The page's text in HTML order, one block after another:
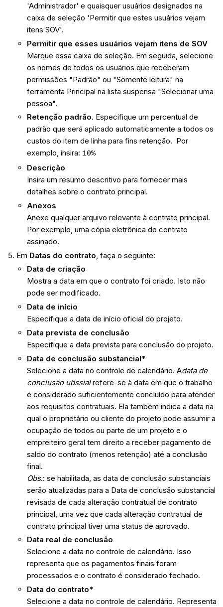
'Administrador' e quaisquer usuários designados na
caixa de seleção 'Permitir que estes usuários vejam
itens SOV'.
Permitir que esses usuários vejam itens de SOV
Marque essa caixa de seleção. Em seguida, selecione
os nomes de todos os usuários que receberam
permissões "Padrão" ou "Somente leitura" na
ferramenta Principal na lista suspensa "Selecionar uma
pessoa".
Retenção padrão. Especifique um percentual de
padrão que será aplicado automaticamente a todos os
custos do item de linha para fins retenção. Por
exemplo, insira: 10%
Descrição
Insira um resumo descritivo para fornecer mais
detalhes sobre o contrato principal.
Anexos
Anexe qualquer arquivo relevante à contrato principal.
Por exemplo, uma cópia eletrônica do contrato
assinado.
Em Datas do contrato , faça o seguinte:
Data de criação
Mostra a data em que o contrato foi criado. Isto não
pode ser modificado.
Data de início
Especifique a data de início oficial do projeto.
Data prevista de conclusão
Especifique a data prevista para conclusão do projeto.
Data de conclusão substancial*
Selecione a data no controle de calendário. Adata de
conclusão ubssialrefere-se à data em que o trabalho
é considerado suficientemente concluído para atender
aos requisitos contratuais. Ela também indica a data na
qual o proprietário ou cliente do projeto pode assumir a
ocupação de todos ou parte de um projeto e o
empreiteiro geral tem direito a receber pagamento de
saldo do contrato (menos retenção) até a conclusão
final.
Obs.: se habilitada, as data de conclusão substanciais
serão atualizadas para a Data de conclusão substancial
revisada de cada alteração contratual de contrato
principal, uma vez que cada alteração contratual de
contrato principal tiver uma status de aprovado.
Data real de conclusão
Selecione a data no controle de calendário. Isso
representa que os pagamentos finais foram
processados e o contrato é considerado fechado.
Data do contrato*
Selecione a data no controle de calendário. Representa